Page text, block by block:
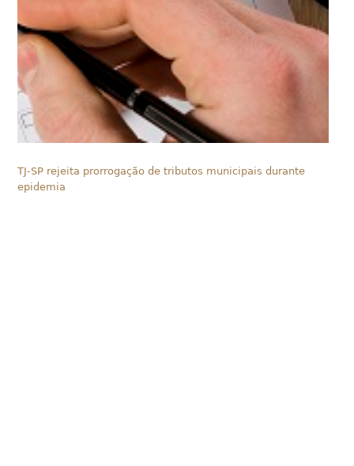
TJ-SP rejeita prorrogação de tributos municipais durante
epidemia